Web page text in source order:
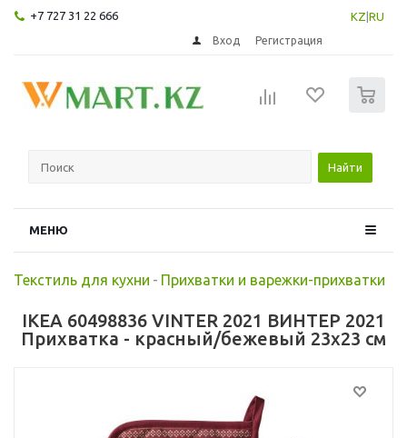
+7 727 31 22 666 KZ RU
Вход Регистрация
Найти
МЕНЮ
Текстиль для кухни - Прихватки и варежки-прихватки
IKEA 60498836 VINTER 2021 ВИНТЕР 2021
Прихватка - красный/бежевый 23x23 см